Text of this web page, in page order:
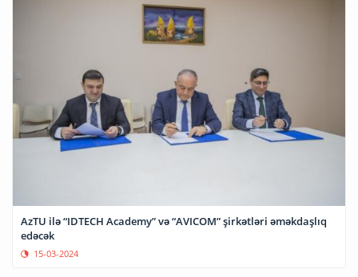
AzTU ilə “IDTECH Academy” və “AVICOM” şirkətləri əməkdaşlıq
edəcək
15-03-2024